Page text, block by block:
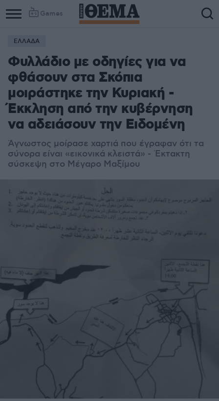
Games
ΕΛΛΑΔΑ
Φυλλάδιο με οδηγίες για να
φθάσουν στα Σκόπια
μοιράστηκε την Κυριακή -
Έκκληση από την κυβέρνηση
να αδειάσουν την Ειδομένη
Άγνωστος μοίρασε χαρτιά που έγραφαν ότι τα
σύνορα είναι «εικονικά κλειστά» - Έκτακτη
σύσκεψη στο Μέγαρο Μαξίμου